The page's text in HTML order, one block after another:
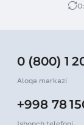
0 (800) 1
Aloqa markazi
+998 78